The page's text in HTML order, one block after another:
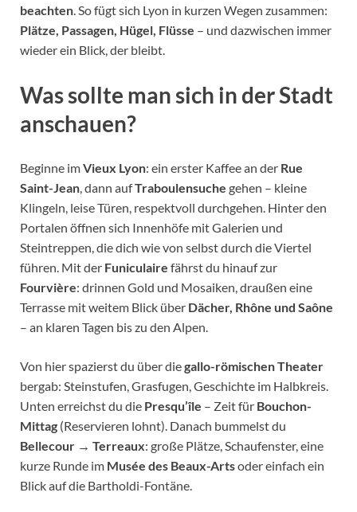
beachten. So fügt sich Lyon in kurzen Wegen zusammen:
Plätze, Passagen, Hügel, Flüsse – und dazwischen immer
wieder ein Blick, der bleibt.
Was sollte man sich in der Stadt
anschauen?
Beginne imVieux Lyon: ein erster Kaffee an der Rue
Saint-Jean , dann aufTraboulensuche gehen – kleine
Klingeln, leise Türen, respektvoll durchgehen. Hinter den
Portalen öffnen sich Innenhöfe mit Galerien und
Steintreppen, die dich wie von selbst durch die Viertel
führen. Mit der Funiculaire fährst du hinauf zur
Fourvière: drinnen Gold und Mosaiken, draußen eine
Terrasse mit weitem Blick über Dächer, Rhône und Saône
– an klaren Tagen bis zu den Alpen.
Von hier spazierst du über diegallo-römischen Theater
bergab: Steinstufen, Grasfugen, Geschichte im Halbkreis.
Unten erreichst du die Presqu’île – Zeit für Bouchon-
Mittag (Reservieren lohnt). Danach bummelst du
Bellecour → Terreaux: große Plätze, Schaufenster, eine
kurze Runde im Musée des Beaux-Artsoder einfach ein
Blick auf die Bartholdi-Fontäne.